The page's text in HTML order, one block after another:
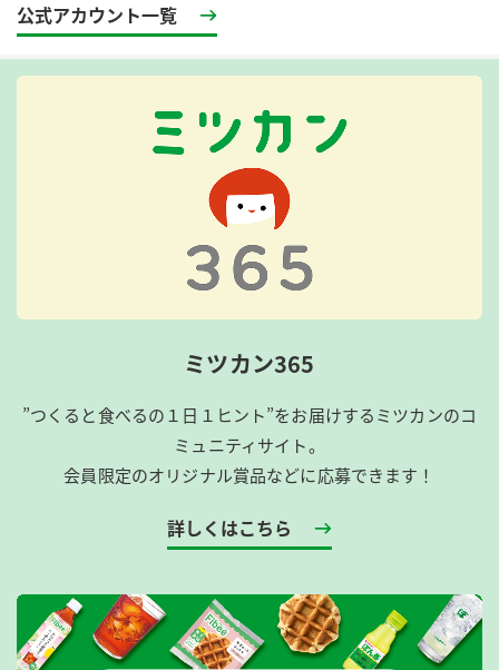
公式アカウント一覧
ミツカン365
”つくると食べるの１日１ヒント”をお届けするミツカンのコ
ミュニティサイト。
会員限定のオリジナル賞品などに応募できます！
詳しくはこちら